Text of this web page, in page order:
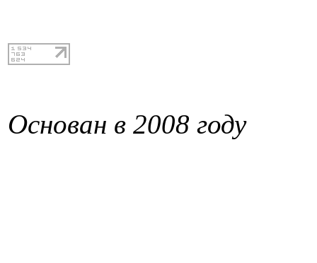
Основан в 2008 году